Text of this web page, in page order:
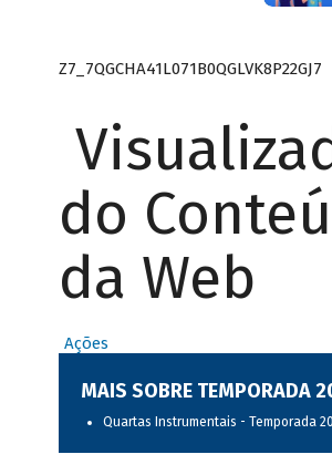
Z7_7QGCHA41L071B0QGLVK8P22GJ7
do
da Web
Ações
MAIS SOBRE TEMPORADA
Quartas Instrumentais - Temporada